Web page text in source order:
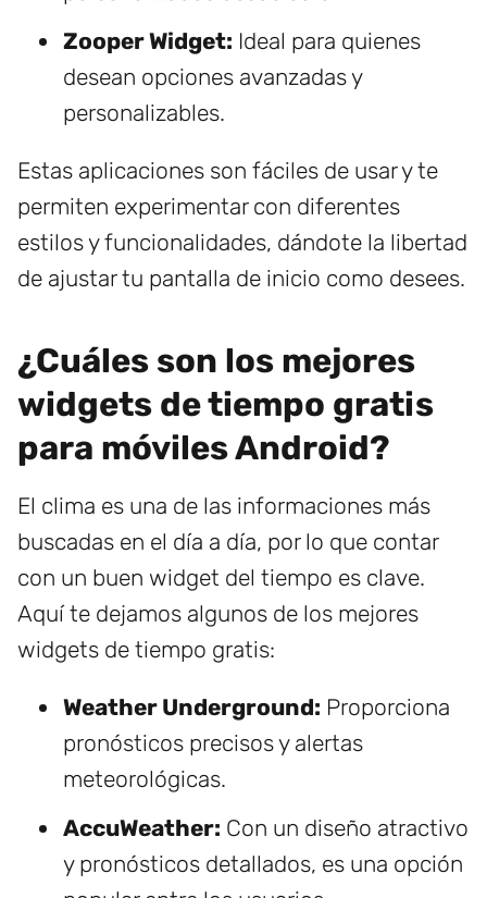
Zooper Widget: Ideal para quienes
desean opciones avanzadas y
personalizables.
Estas aplicaciones son fáciles de usar y te
permiten experimentar con diferentes
estilos y funcionalidades, dándote la libertad
de ajustar tu pantalla de inicio como desees.
¿Cuáles son los mejores
widgets de tiempo gratis
para móviles Android?
El clima es una de las informaciones más
buscadas en el día a día, por lo que contar
con un buen widget del tiempo es clave.
Aquí te dejamos algunos de los mejores
widgets de tiempo gratis:
Weather Underground: Proporciona
pronósticos precisos y alertas
meteorológicas.
AccuWeather: Con un diseño atractivo
y pronósticos detallados, es una opción